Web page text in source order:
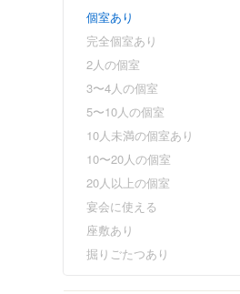
個室あり
完全個室あり
2人の個室
3〜4人の個室
5〜10人の個室
10人未満の個室あり
10〜20人の個室
20人以上の個室
宴会に使える
座敷あり
掘りごたつあり